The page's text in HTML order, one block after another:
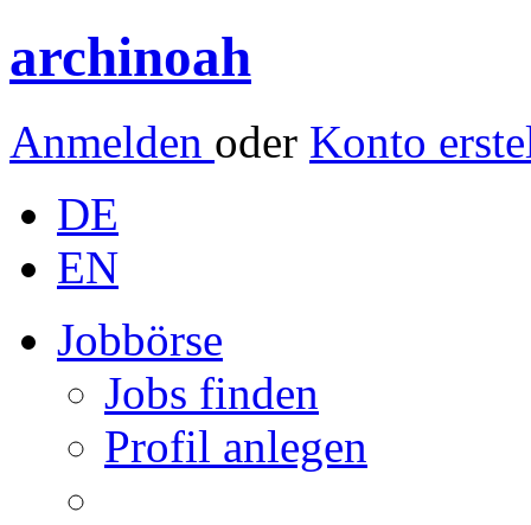
archinoah
Anmelden oder Konto
DE
EN
Jobbörse
Jobs finden
Profil anlegen